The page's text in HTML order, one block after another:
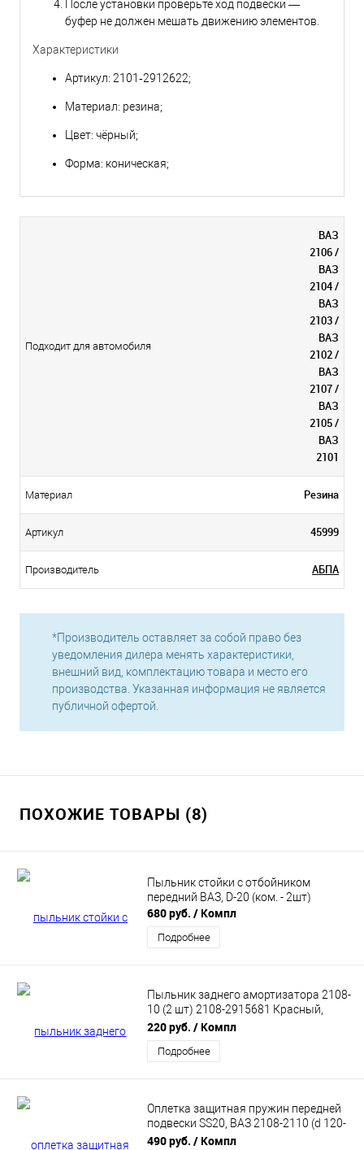
После установки проверьте ход подвески —
буфер не должен мешать движению элементов.
Характеристики
Артикул: 2101‑2912622;
Материал: резина;
Цвет: чёрный;
Форма: коническая;
Подходит для автомобиля
ВАЗ
2106 /
ВАЗ
2104 /
ВАЗ
2103 /
ВАЗ
2102 /
ВАЗ
2107 /
ВАЗ
2105 /
ВАЗ
2101
Материал Резина
Артикул 45999
Производитель АБПА
*Производитель оставляет за собой право без
уведомления дилера менять характеристики,
внешний вид, комплектацию товара и место его
производства. Указанная информация не является
публичной офертой.
ПОХОЖИЕ ТОВАРЫ (8)
Пыльник стойки с отбойником
передний ВАЗ, D-20 (ком. - 2шт)
680 руб. / Компл
Подробнее
Пыльник заднего амортизатора 2108-
10 (2 шт) 2108-2915681 Красный,
силикон. АБПА
220 руб. / Компл
Подробнее
Оплетка защитная пружин передней
подвески SS20, ВАЗ 2108-2110 (d 120-
160, 2шт) SS64107
490 руб. / Компл